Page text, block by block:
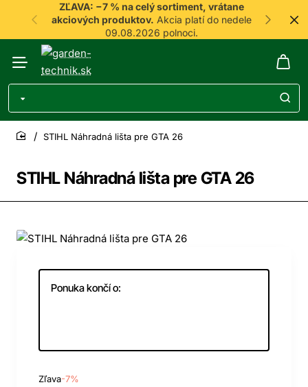
ZĽAVA: −7 % na celý sortiment, vrátane
akciových produktov. Akcia platí do nedele
09.08.2026 polnoci.
STIHL Náhradná lišta pre GTA 26
home
STIHL Náhradná lišta pre GTA 26
Ponuka končí o:
Zľava-7%